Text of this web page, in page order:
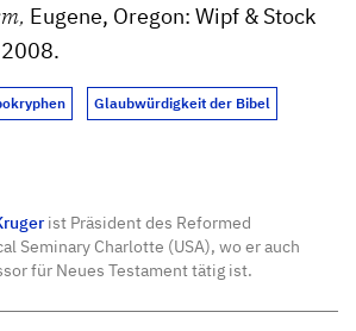
Eugene, Oregon: Wipf & Stock
Glaubwürdigkeit der Bibel
ist Präsident des Reformed
Seminary Charlotte (USA), wo er auch
für Neues Testament tätig ist.